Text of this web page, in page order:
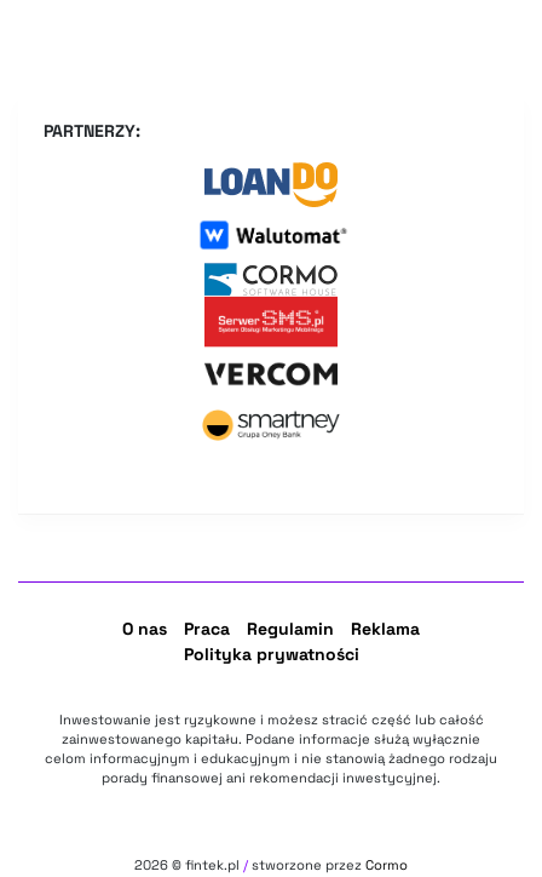
PARTNERZY:
O nas Praca Regulamin
Reklama
Polityka prywatności
Inwestowanie jest ryzykowne i możesz stracić część lub całość
zainwestowanego kapitału. Podane informacje służą wyłącznie
celom informacyjnym i edukacyjnym i nie stanowią żadnego rodzaju
porady finansowej ani rekomendacji inwestycyjnej.
2026 © fintek.pl / stworzone przez Cormo